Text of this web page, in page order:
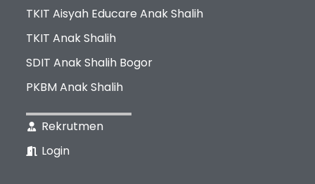
TKIT Aisyah Educare Anak Shalih
TKIT Anak Shalih
SDIT Anak Shalih Bogor
PKBM Anak Shalih
Rekrutmen
Login